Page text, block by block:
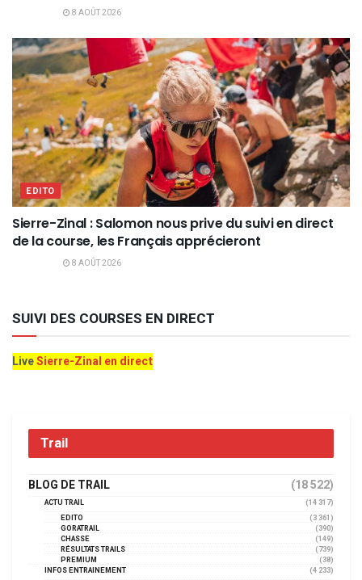
8 AOÛT 2026
EDITO
Sierre-Zinal : Salomon nous prive du suivi en direct
de la course, les Français apprécieront
8 AOÛT 2026
SUIVI DES COURSES EN DIRECT
LiveSierre-Zinal en direct
Trail
BLOG DE TRAIL (18 522)
ACTU TRAIL
(14 317)
EDITO
(3 361)
GORATRAIL
(390)
CHASSE
(149)
RÉSULTATS TRAILS
(739)
PREMIUM
(38)
INFOS ENTRAINEMENT
(4 233)